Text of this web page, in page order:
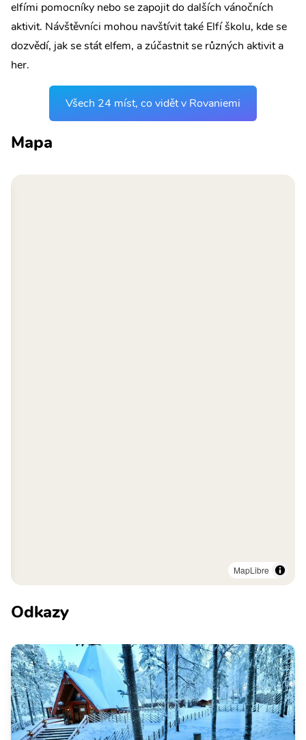
elfími pomocníky nebo se zapojit do dalších vánočních
aktivit. Návštěvníci mohou navštívit také Elfí školu, kde se
dozvědí, jak se stát elfem, a zúčastnit se různých aktivit a
her.
Všech 24 míst, co vidět v Rovaniemi
Mapa
MapLibre
Odkazy